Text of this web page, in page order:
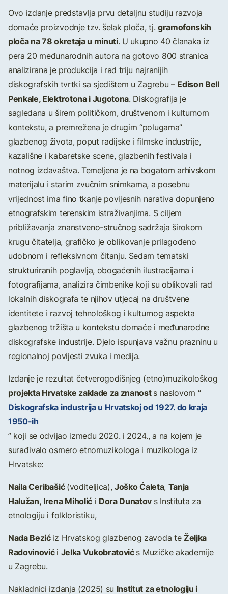
Ovo izdanje predstavlja prvu detaljnu studiju razvoja
domaće proizvodnje tzv. šelak ploča, tj. gramofonskih
ploča na 78 okretaja u minuti. U ukupno 40 članaka iz
pera 20 međunarodnih autora na gotovo 800 stranica
analizirana je produkcija i rad triju najranijih
diskografskih tvrtki sa sjedištem u Zagrebu – Edison Bell
Penkale, Elektrotona i Jugotona. Diskografija je
sagledana u širem političkom, društvenom i kulturnom
kontekstu, a premrežena je drugim “polugama”
glazbenog života, poput radijske i filmske industrije,
kazališne i kabaretske scene, glazbenih festivala i
notnog izdavaštva. Temeljena je na bogatom arhivskom
materijalu i starim zvučnim snimkama, a posebnu
vrijednost ima fino tkanje povijesnih narativa dopunjeno
etnografskim terenskim istraživanjima. S ciljem
približavanja znanstveno-stručnog sadržaja širokom
krugu čitatelja, grafičko je oblikovanje prilagođeno
udobnom i refleksivnom čitanju. Sedam tematski
strukturiranih poglavlja, obogaćenih ilustracijama i
fotografijama, analizira čimbenike koji su oblikovali rad
lokalnih diskografa te njihov utjecaj na društvene
identitete i razvoj tehnološkog i kulturnog aspekta
glazbenog tržišta u kontekstu domaće i međunarodne
diskografske industrije. Djelo ispunjava važnu prazninu u
regionalnoj povijesti zvuka i medija.
Izdanje je rezultat četverogodišnjeg (etno)muzikološkog
projekta Hrvatske zaklade za znanosts naslovom “
Diskografska industrija u Hrvatskoj od 1927. do kraja
1950-ih
” koji se odvijao između 2020. i 2024., a na kojem je
surađivalo osmero etnomuzikologa i muzikologa iz
Hrvatske:
Naila Ceribašić(voditeljica),Joško Ćaleta, Tanja
Halužan, Irena Miholići Dora Dunatov s Instituta za
etnologiju i folkloristiku,
Nada Bezićiz Hrvatskog glazbenog zavoda teŽeljka
Radovinovići Jelka Vukobratovićs Muzičke akademije
u Zagrebu.
Nakladnici izdanja (2025) su Institut za etnologiju i